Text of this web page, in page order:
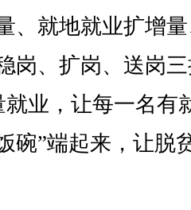
、就地就业扩增
岗、扩岗、送岗
业，让每一名有
碗”端起来，让脱